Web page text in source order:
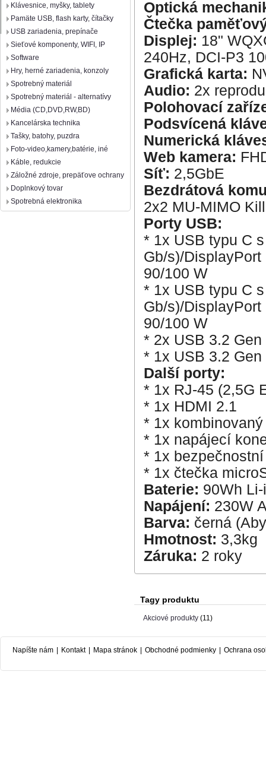
Klávesnice, myšky, tablety
Pamäte USB, flash karty, čítačky
USB zariadenia, prepínače
Sieťové komponenty, WIFI, IP
Software
Hry, herné zariadenia, konzoly
Spotrebný materiál
Spotrebný materiál - alternatívy
Média (CD,DVD,RW,BD)
Kancelárska technika
Tašky, batohy, puzdra
Foto-video,kamery,batérie, iné
Káble, redukcie
Záložné zdroje, prepäťove ochrany
Doplnkový tovar
Spotrebná elektronika
Optická
Čtečka
Displej: 18"
240Hz, DCI-P3
Grafická karta:
Audio: 2x
Polohovací
Podsvícená
Numerická
Web kamera:
Síť: 2,5GbE
Bezdrátová
2x2 MU-MIMO
Porty USB:
* 1x USB typu C
Gb/s)/
90/100 W
* 1x USB typu C
Gb/s)/
90/100 W
* 2x USB 3.2 Gen
* 1x USB 3.2 Gen
Další porty:
* 1x RJ-45 (2,5G
* 1x HDMI 2.1
* 1x
* 1x napájecí
* 1x
* 1x čtečka
Baterie: 90Wh
Napájení: 230W
Barva: černá
Hmotnost: 3,3kg
Záruka: 2 roky
Tagy produktu
Akciové produkty (11)
Napíšte nám | Kontakt | Mapa stránok | Obchodné podmienky | Ochrana